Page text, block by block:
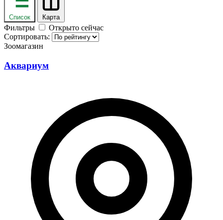
Список Карта
Фильтры
Открыто сейчас
Сортировать:
Зоомагазин
Аквариум